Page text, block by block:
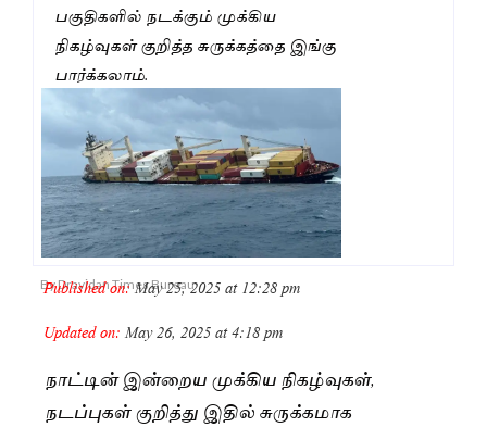
பகுதிகளில் நடக்கும் முக்கிய
நிகழ்வுகள் குறித்த சுருக்கத்தை இங்கு
பார்க்கலாம்.
By Dravidan Times Bureau
Published on:May 25, 2025 at 12:28 pm
Updated on:May 26, 2025 at 4:18 pm
நாட்டின் இன்றைய முக்கிய நிகழ்வுகள்,
நடப்புகள் குறித்து இதில் சுருக்கமாக